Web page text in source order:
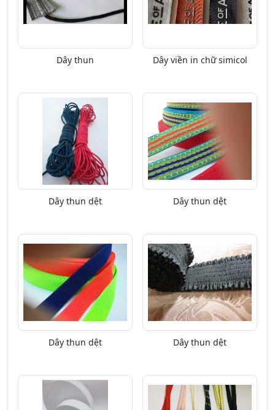
Dây thun Dây viền in chữ simicol
Dây thun dệt Dây thun dệt
Dây thun dệt Dây thun dệt